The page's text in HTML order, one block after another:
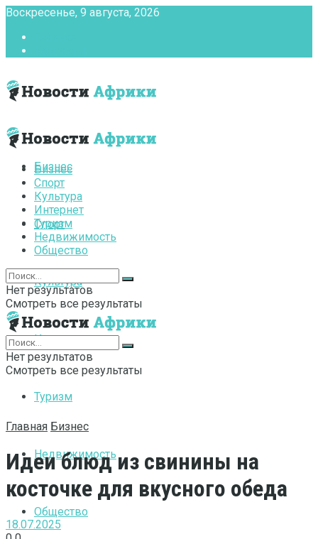
Воскресенье, 9 августа, 2026
Бизнес
Спорт
Культура
Интернет
Туризм
Недвижимость
Общество
Бизнес
Спорт
Культура
Интернет
Туризм
Недвижимость
Общество
Нет результатов
Смотреть все результаты
Нет результатов
Смотреть все результаты
Главная Бизнес
Идеи блюд из свинины на
косточке для вкусного обеда
18.07.2025